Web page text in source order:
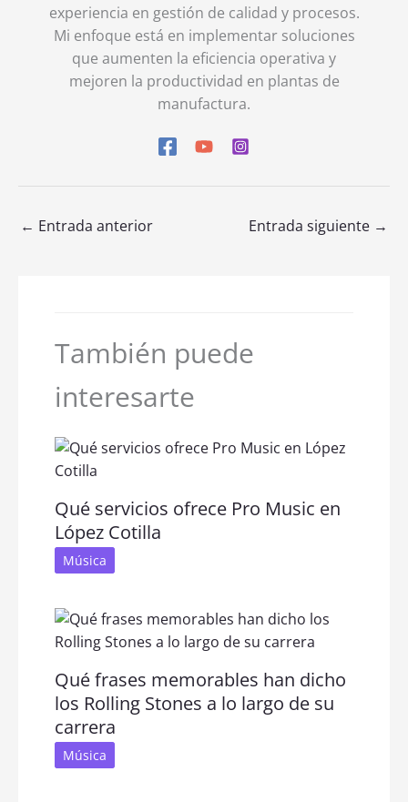
experiencia en gestión de calidad y procesos.
Mi enfoque está en implementar soluciones
que aumenten la eficiencia operativa y
mejoren la productividad en plantas de
manufactura.
← Entrada anterior Entrada siguiente →
También puede
interesarte
Qué servicios ofrece Pro Music en
López Cotilla
Música
Qué frases memorables han dicho
los Rolling Stones a lo largo de su
carrera
Música